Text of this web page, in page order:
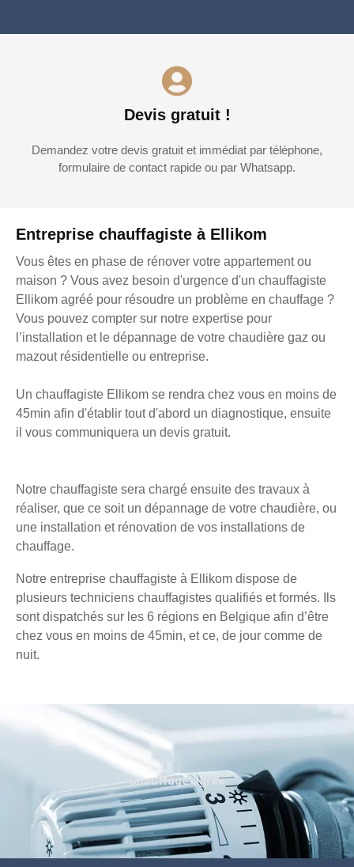
Entreprise chauffagiste à Ellikom
Vous êtes en phase de rénover votre appartement ou
maison ? Vous avez besoin d'urgence d'un chauffagiste
Ellikom agréé pour résoudre un problème en chauffage ?
Vous pouvez compter sur notre expertise pour
l’installation et le dépannage de votre chaudière gaz ou
mazout résidentielle ou entreprise.
Un chauffagiste Ellikom se rendra chez vous en moins de
45min afin d'établir tout d'abord un diagnostique, ensuite
il vous communiquera un devis gratuit.
Notre chauffagiste sera chargé ensuite des travaux à
réaliser, que ce soit un dépannage de votre chaudière, ou
une installation et rénovation de vos installations de
chauffage.
Notre entreprise chauffagiste à Ellikom dispose de
plusieurs techniciens chauffagistes qualifiés et formés. Ils
sont dispatchés sur les 6 régions en Belgique afin d’être
chez vous en moins de 45min, et ce, de jour comme de
nuit.
Devis gratuit !
Demandez votre devis gratuit et immédiat par téléphone,
formulaire de contact rapide ou par Whatsapp.
Chauffage agréé